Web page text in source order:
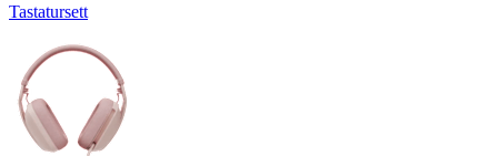
Tastatursett